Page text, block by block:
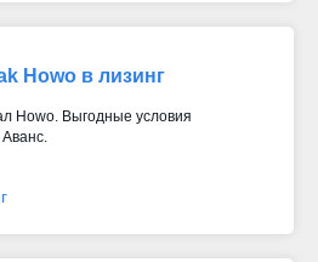
Howo в лизинг
Howo. Выгодные условия